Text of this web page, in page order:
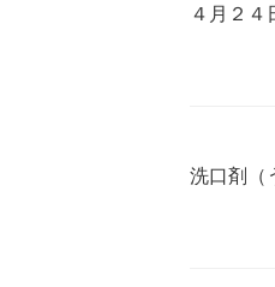
４月２４
洗口剤（